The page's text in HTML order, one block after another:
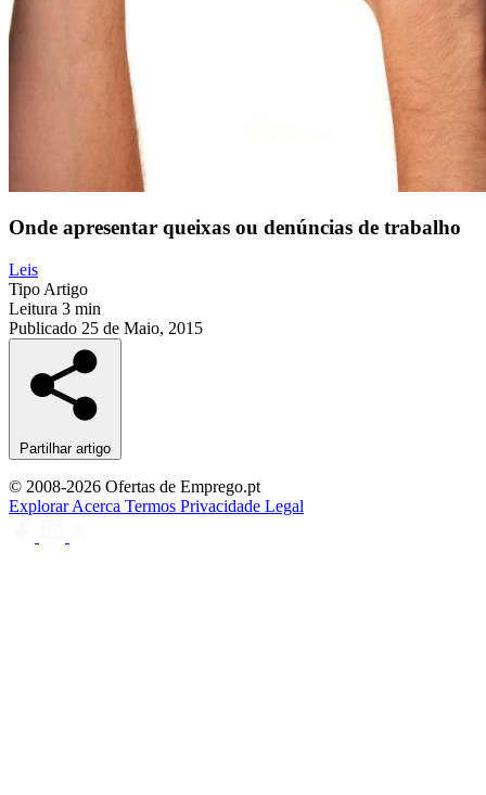
Onde apresentar queixas ou denúncias de trabalho
Leis
Tipo Artigo
Leitura 3 min
Publicado 25 de Maio, 2015
Partilhar artigo
© 2008-2026 Ofertas de Emprego.pt
ExplorarAcerca Termos Privacidade Legal